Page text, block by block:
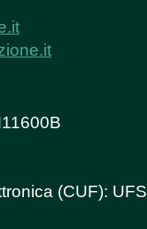
(CUF):